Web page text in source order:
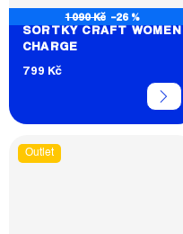
1 090 Kč –26 %
ŠORTKY CRAFT WOMEN
CHARGE
799 Kč
Outlet